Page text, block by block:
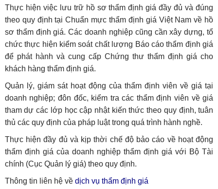
Thực hiện việc lưu trữ hồ sơ thẩm định giá đầy đủ và đúng
theo quy định tại Chuẩn mực thẩm định giá Việt Nam về hồ
sơ thẩm định giá. Các doanh nghiệp cũng cần xây dựng, tổ
chức thực hiện kiểm soát chất lượng Báo cáo thẩm định giá
để phát hành và cung cấp Chứng thư thẩm định giá cho
khách hàng thẩm định giá.
Quản lý, giám sát hoạt động của thẩm định viên về giá tại
doanh nghiệp; đôn đốc, kiểm tra các thẩm định viên về giá
tham dự các lớp học cập nhật kiến thức theo quy định, tuân
thủ các quy định của pháp luật trong quá trình hành nghề.
Thực hiện đầy đủ và kịp thời chế độ bảo cáo về hoạt động
thẩm định giá của doanh nghiệp thẩm định giá với Bộ Tài
chính (Cục Quản lý giá) theo quy định.
Thông tin liên hệ về dịch vụ thẩm định giá